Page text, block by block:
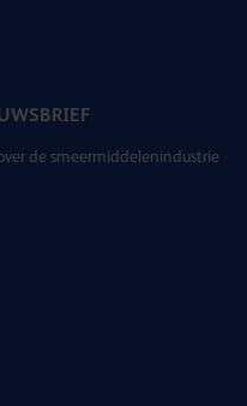
de smeermiddelenindustrie